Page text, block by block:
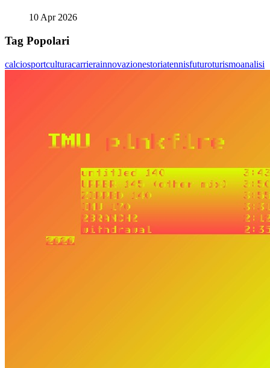
10 Apr 2026
Tag Popolari
calciosportculturacarrierainnovazionestoriatennisfuturoturismoanalisi